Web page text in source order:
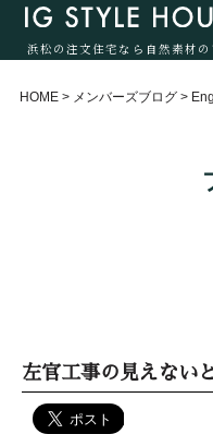
浜松の注文住宅なら自然素材
HOME > メンバーズブログ >
左官工事の見えない